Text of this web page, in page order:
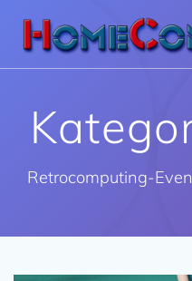
Retrocomputing-